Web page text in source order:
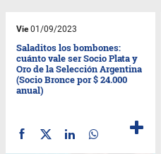
Vie01/09/2023
Saladitos los bombones:
cuánto vale ser Socio Plata y
Oro de la Selección Argentina
(Socio Bronce por $ 24.000
anual)